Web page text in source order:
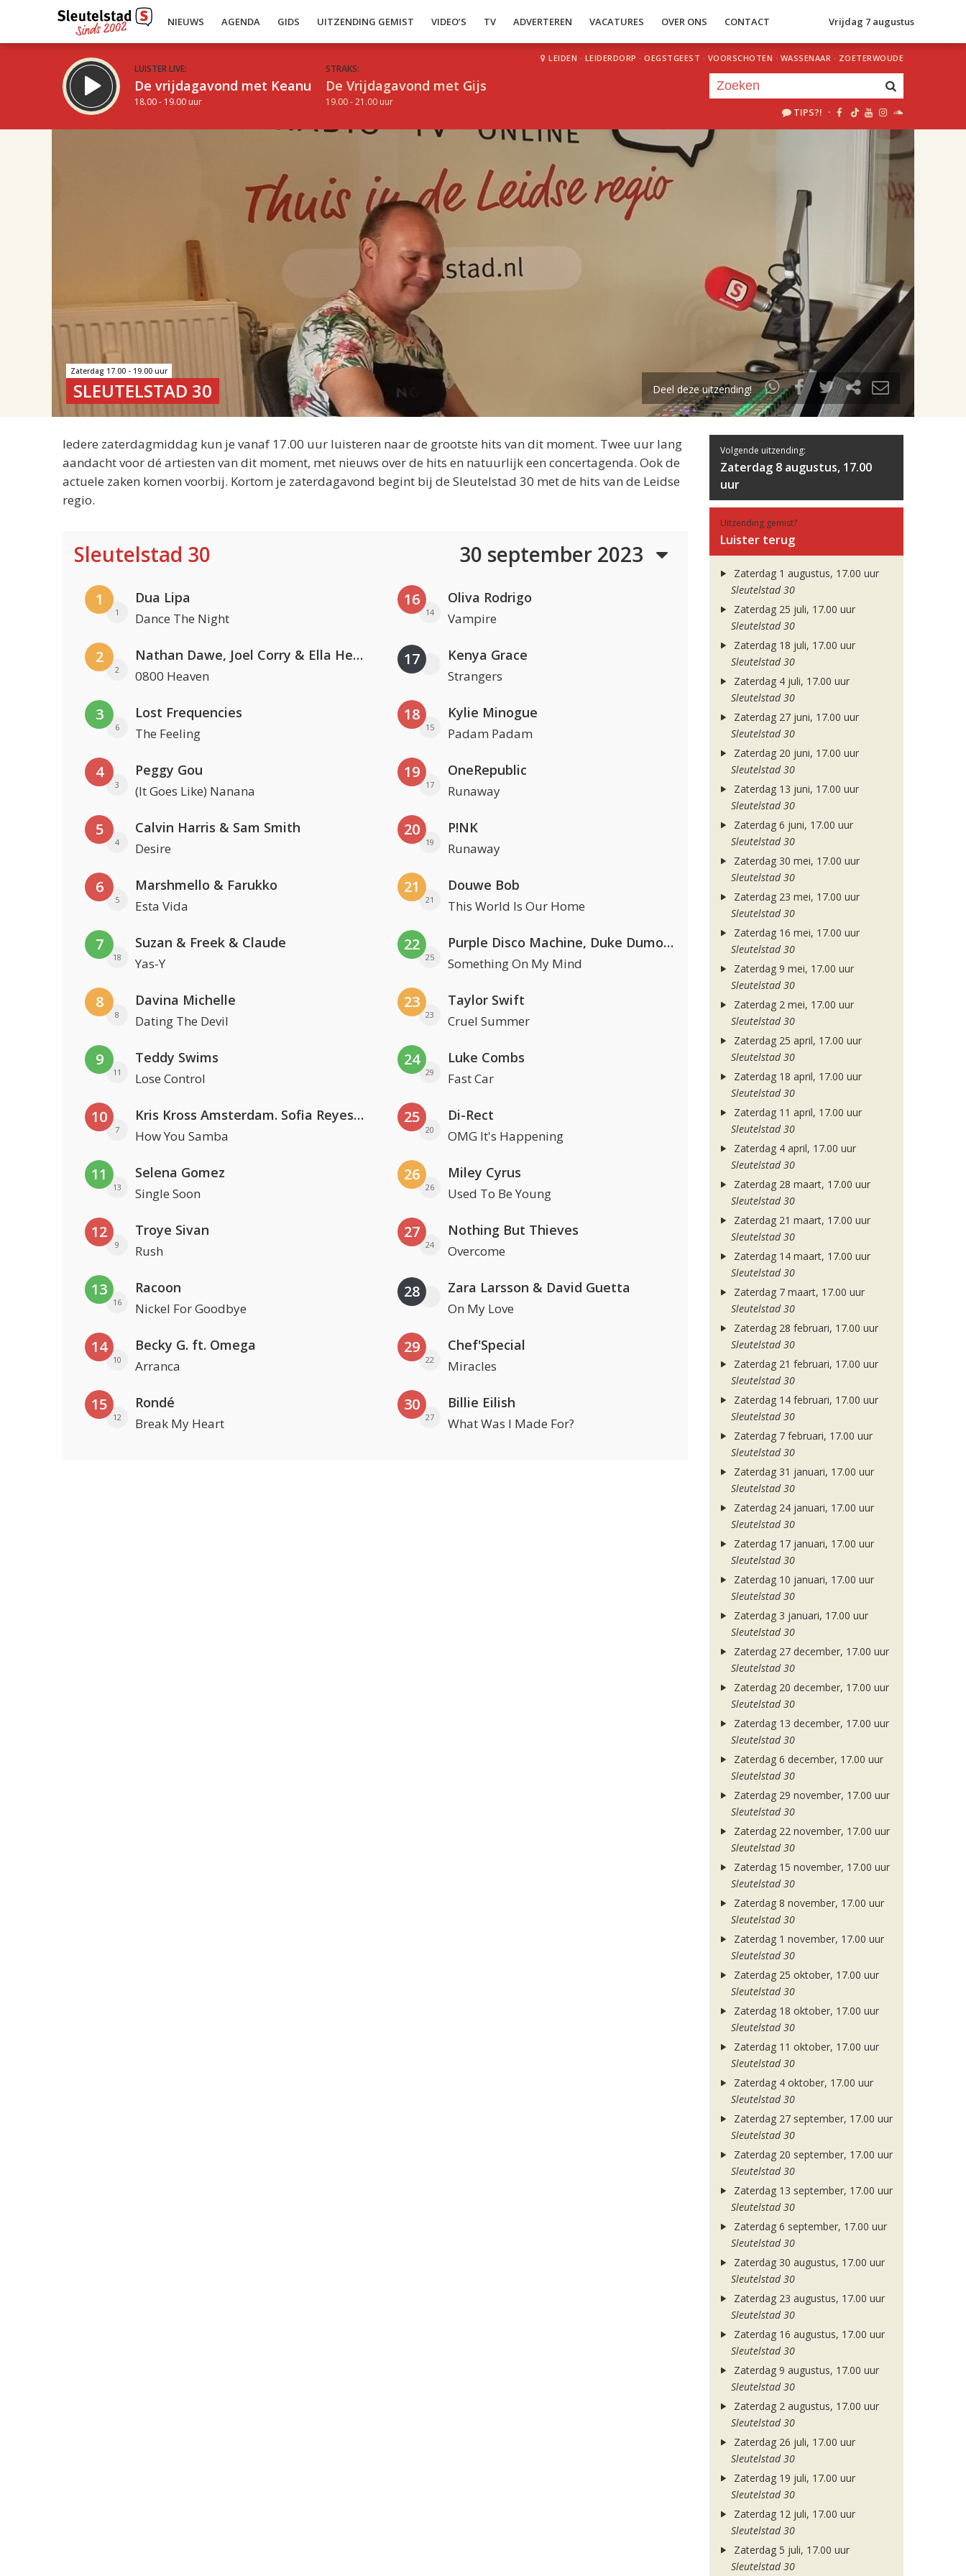
NIEUWS AGENDA GIDS UITZENDING GEMIST VIDEO’S TV ADVERTEREN VACATURES OVER ONS CONTACT Vrijdag 7 augustus
LUISTER LIVE:
De vrijdagavond met Keanu
18.00 - 19.00 uur
STRAKS:
De Vrijdagavond met Gijs
19.00 - 21.00 uur
LEIDEN · LEIDERDORP · OEGSTGEEST · VOORSCHOTEN · WASSENAAR · ZOETERWOUDE
TIPS?! ·
uur 1 van 2
Volgend uur
Zaterdag 17.00 - 19.00 uur
SLEUTELSTAD 30 Deel deze uitzending!
Iedere zaterdagmiddag kun je vanaf 17.00 uur luisteren naar de grootste hits van dit moment. Twee uur lang
aandacht voor dé artiesten van dit moment, met nieuws over de hits en natuurlijk een concertagenda. Ook de
actuele zaken komen voorbij. Kortom je zaterdagavond begint bij de Sleutelstad 30 met de hits van de Leidse
regio.
Sleutelstad 30 30 september 2023
1
1
Dua Lipa
Dance The Night
2
2
Nathan Dawe, Joel Corry & Ella Henderson
0800 Heaven
3
6
Lost Frequencies
The Feeling
4
3
Peggy Gou
(It Goes Like) Nanana
5
4
Calvin Harris & Sam Smith
Desire
6
5
Marshmello & Farukko
Esta Vida
7
18
Suzan & Freek & Claude
Yas-Y
8
8
Davina Michelle
Dating The Devil
9
11
Teddy Swims
Lose Control
10
7
Kris Kross Amsterdam. Sofia Reyes & Tinie Tempah
How You Samba
11
13
Selena Gomez
Single Soon
12
9
Troye Sivan
Rush
13
16
Racoon
Nickel For Goodbye
14
10
Becky G. ft. Omega
Arranca
15
12
Rondé
Break My Heart
16
14
Oliva Rodrigo
Vampire
17 Kenya Grace
Strangers
18
15
Kylie Minogue
Padam Padam
19
17
OneRepublic
Runaway
20
19
P!NK
Runaway
21
21
Douwe Bob
This World Is Our Home
22
25
Purple Disco Machine, Duke Dumont & Nothing But Thieves
Something On My Mind
23
23
Taylor Swift
Cruel Summer
24
29
Luke Combs
Fast Car
25
20
Di-Rect
OMG It's Happening
26
26
Miley Cyrus
Used To Be Young
27
24
Nothing But Thieves
Overcome
28 Zara Larsson & David Guetta
On My Love
29
22
Chef'Special
Miracles
30
27
Billie Eilish
What Was I Made For?
Volgende uitzending:
Zaterdag 8 augustus, 17.00
uur
Uitzending gemist?
Luister terug
Zaterdag 1 augustus, 17.00 uur
Sleutelstad 30
Zaterdag 25 juli, 17.00 uur
Sleutelstad 30
Zaterdag 18 juli, 17.00 uur
Sleutelstad 30
Zaterdag 4 juli, 17.00 uur
Sleutelstad 30
Zaterdag 27 juni, 17.00 uur
Sleutelstad 30
Zaterdag 20 juni, 17.00 uur
Sleutelstad 30
Zaterdag 13 juni, 17.00 uur
Sleutelstad 30
Zaterdag 6 juni, 17.00 uur
Sleutelstad 30
Zaterdag 30 mei, 17.00 uur
Sleutelstad 30
Zaterdag 23 mei, 17.00 uur
Sleutelstad 30
Zaterdag 16 mei, 17.00 uur
Sleutelstad 30
Zaterdag 9 mei, 17.00 uur
Sleutelstad 30
Zaterdag 2 mei, 17.00 uur
Sleutelstad 30
Zaterdag 25 april, 17.00 uur
Sleutelstad 30
Zaterdag 18 april, 17.00 uur
Sleutelstad 30
Zaterdag 11 april, 17.00 uur
Sleutelstad 30
Zaterdag 4 april, 17.00 uur
Sleutelstad 30
Zaterdag 28 maart, 17.00 uur
Sleutelstad 30
Zaterdag 21 maart, 17.00 uur
Sleutelstad 30
Zaterdag 14 maart, 17.00 uur
Sleutelstad 30
Zaterdag 7 maart, 17.00 uur
Sleutelstad 30
Zaterdag 28 februari, 17.00 uur
Sleutelstad 30
Zaterdag 21 februari, 17.00 uur
Sleutelstad 30
Zaterdag 14 februari, 17.00 uur
Sleutelstad 30
Zaterdag 7 februari, 17.00 uur
Sleutelstad 30
Zaterdag 31 januari, 17.00 uur
Sleutelstad 30
Zaterdag 24 januari, 17.00 uur
Sleutelstad 30
Zaterdag 17 januari, 17.00 uur
Sleutelstad 30
Zaterdag 10 januari, 17.00 uur
Sleutelstad 30
Zaterdag 3 januari, 17.00 uur
Sleutelstad 30
Zaterdag 27 december, 17.00 uur
Sleutelstad 30
Zaterdag 20 december, 17.00 uur
Sleutelstad 30
Zaterdag 13 december, 17.00 uur
Sleutelstad 30
Zaterdag 6 december, 17.00 uur
Sleutelstad 30
Zaterdag 29 november, 17.00 uur
Sleutelstad 30
Zaterdag 22 november, 17.00 uur
Sleutelstad 30
Zaterdag 15 november, 17.00 uur
Sleutelstad 30
Zaterdag 8 november, 17.00 uur
Sleutelstad 30
Zaterdag 1 november, 17.00 uur
Sleutelstad 30
Zaterdag 25 oktober, 17.00 uur
Sleutelstad 30
Zaterdag 18 oktober, 17.00 uur
Sleutelstad 30
Zaterdag 11 oktober, 17.00 uur
Sleutelstad 30
Zaterdag 4 oktober, 17.00 uur
Sleutelstad 30
Zaterdag 27 september, 17.00 uur
Sleutelstad 30
Zaterdag 20 september, 17.00 uur
Sleutelstad 30
Zaterdag 13 september, 17.00 uur
Sleutelstad 30
Zaterdag 6 september, 17.00 uur
Sleutelstad 30
Zaterdag 30 augustus, 17.00 uur
Sleutelstad 30
Zaterdag 23 augustus, 17.00 uur
Sleutelstad 30
Zaterdag 16 augustus, 17.00 uur
Sleutelstad 30
Zaterdag 9 augustus, 17.00 uur
Sleutelstad 30
Zaterdag 2 augustus, 17.00 uur
Sleutelstad 30
Zaterdag 26 juli, 17.00 uur
Sleutelstad 30
Zaterdag 19 juli, 17.00 uur
Sleutelstad 30
Zaterdag 12 juli, 17.00 uur
Sleutelstad 30
Zaterdag 5 juli, 17.00 uur
Sleutelstad 30